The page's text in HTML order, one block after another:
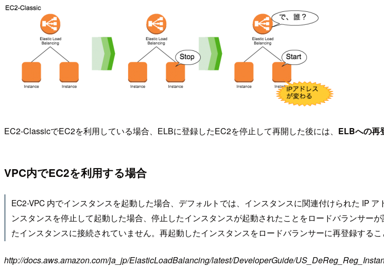
EC2-ClassicでEC2を利用している場合、ELBに登録したEC2を停止して再開した後には、 ELBへの再
VPC内でEC2を利用する場合
EC2-VPC 内でインスタンスを起動した場合、デフォルトでは、インスタンスに関連付けられた IP
ンスタンスを停止して起動した場合、停止したインスタンスが起動されたことをロードバランサー
たインスタンスに接続されていません。再起動したインスタンスをロードバランサーに再登録するこ
http://docs.aws.amazon.com/ja_jp/ElasticLoadBalancing/latest/DeveloperGuide/